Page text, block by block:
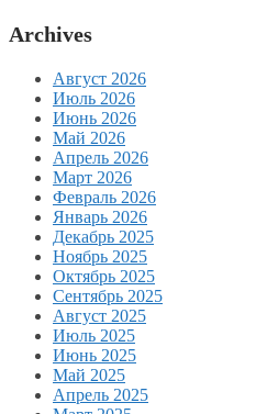
Archives
Август 2026
Июль 2026
Июнь 2026
Май 2026
Апрель 2026
Март 2026
Февраль 2026
Январь 2026
Декабрь 2025
Ноябрь 2025
Октябрь 2025
Сентябрь 2025
Август 2025
Июль 2025
Июнь 2025
Май 2025
Апрель 2025